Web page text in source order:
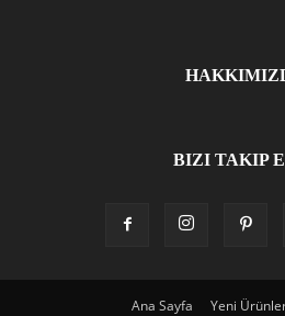
BIZI TAKIP
Ana Sayfa Yeni